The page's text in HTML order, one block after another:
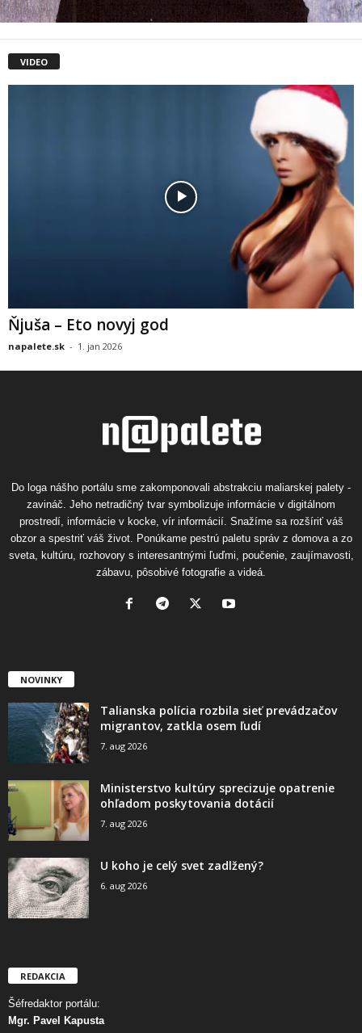
VIDEO
Ňjuša – Eto novyj god
napalete.sk - 1. jan 2026
Do loga nášho portálu sme zakomponovali abstrakciu maliarskej palety -
zavináč. Jeho netradičný tvar symbolizuje informácie v digitálnom
prostredí, informácie v kocke, vír informácií. Snažíme sa rozšíriť váš
obzor a spestriť váš život. Ponúkame pestrú paletu správ z domova a zo
sveta, kultúru, rozhovory s interesantnými ľuďmi, poučenie, zaujímavosti,
zábavu, pôsobivé fotografie a videá.
NOVINKY
Talianska polícia rozbila sieť prevádzačov
migrantov, zatkla osem ľudí
7. aug 2026
Ministerstvo kultúry sprecizuje opatrenie
ohľadom poskytovania dotácií
7. aug 2026
U koho je celý svet zadlžený?
6. aug 2026
REDAKCIA
Šéfredaktor portálu:
Mgr. Pavel Kapusta